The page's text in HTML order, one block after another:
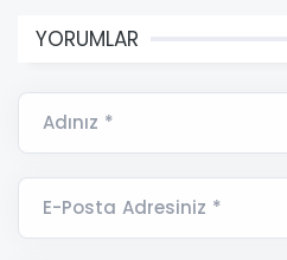
YORUMLAR
Adınız *
E-Posta Adresiniz *